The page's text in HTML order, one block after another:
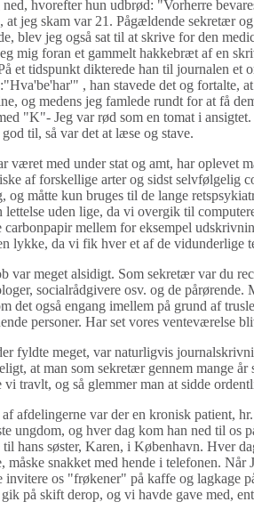
ned, hvorefter hun udbrød: "Vorherre
at jeg skam var 21. Pågældende sekretær
blev jeg også sat til at skrive for den
mig foran et gammelt hakkebræt af en
et tidspunkt dikterede han til journalen
, han stavede det og fortalte,
og medens jeg famlede rundt for at få
"K"- Jeg var rød som en tomat i
til, så var det at læse og stave.
været med under stat og amt, har oplevet
af forskellige arter og sidst selvfølgelig
og måtte kun bruges til de lange
lettelse uden lige, da vi overgik til
mellem for eksempel
lykke, da vi fik hver et af de vidunderlige
var meget alsidigt. Som sekretær var du
socialrådgivere osv. og de pårørende.
det også engang imellem på grund af
personer. Har set vores venteværelse
fyldte meget, var naturligvis
at man som sekretær gennem mange
vi travlt, og så glemmer man at sidde
af afdelingerne var der en kronisk patient,
ungdom, og hver dag kom han ned til os
til hans søster, Karen, i København. Hver
måske snakket med hende i telefonen. Når
invitere os "frøkener" på kaffe og lagkage
på skift derop, og vi havde gave med,